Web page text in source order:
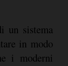
un sistema
in modo
i moderni